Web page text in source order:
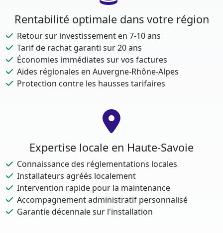
Rentabilité optimale dans votre région
Retour sur investissement en 7-10 ans
Tarif de rachat garanti sur 20 ans
Économies immédiates sur vos factures
Aides régionales en Auvergne-Rhône-Alpes
Protection contre les hausses tarifaires
Expertise locale en Haute-Savoie
Connaissance des réglementations locales
Installateurs agréés localement
Intervention rapide pour la maintenance
Accompagnement administratif personnalisé
Garantie décennale sur l'installation